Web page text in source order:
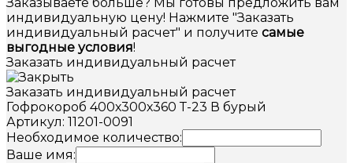
индивидуальную цену! Нажмите "Заказать
индивидуальный расчет" и получите самые
выгодные условия!
Заказать индивидуальный расчет
Заказать индивидуальный расчет
Гофрокороб 400х300х360 Т-23 В бурый
Артикул: 11201-0091
Необходимое количество:
Ваше имя: